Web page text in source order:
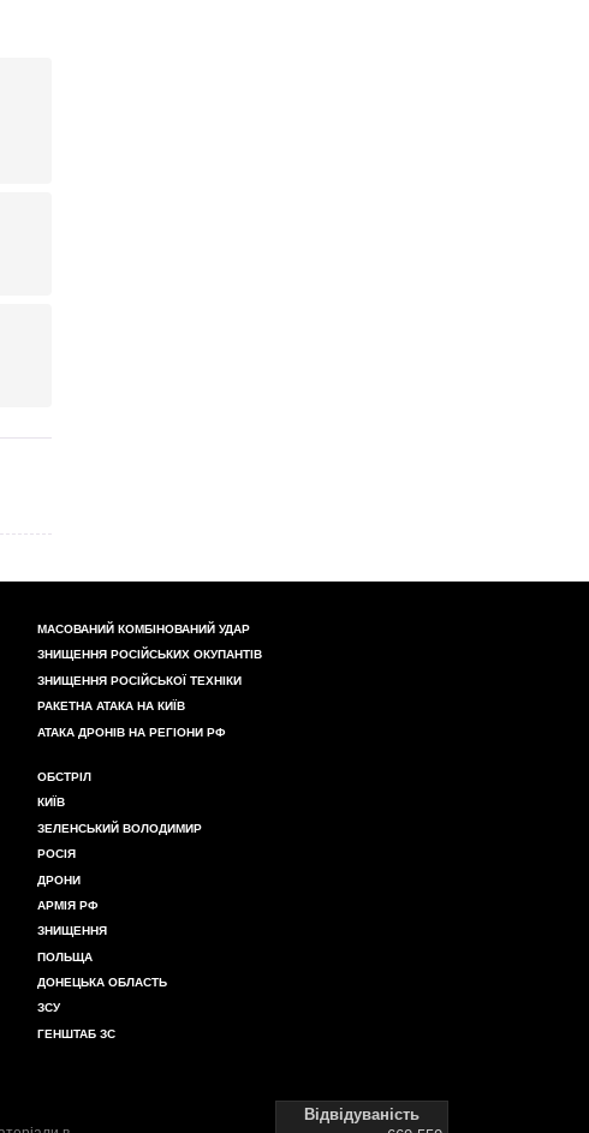
МАСОВАНИЙ КОМБІНОВАНИЙ УДАР
ЗНИЩЕННЯ РОСІЙСЬКИХ ОКУПАНТІВ
ЗНИЩЕННЯ РОСІЙСЬКОЇ ТЕХНІКИ
РАКЕТНА АТАКА НА КИЇВ
АТАКА ДРОНІВ НА РЕГІОНИ РФ
ОБСТРІЛ
КИЇВ
ЗЕЛЕНСЬКИЙ ВОЛОДИМИР
РОСІЯ
ДРОНИ
АРМІЯ РФ
ЗНИЩЕННЯ
ПОЛЬЩА
ДОНЕЦЬКА ОБЛАСТЬ
ЗСУ
ГЕНШТАБ ЗС
Відвідуваність